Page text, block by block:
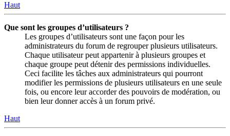
Haut
Que sont les groupes d’utilisateurs ?
Les groupes d’utilisateurs sont une façon pour les
administrateurs du forum de regrouper plusieurs utilisateurs.
Chaque utilisateur peut appartenir à plusieurs groupes et
chaque groupe peut détenir des permissions individuelles.
Ceci facilite les tâches aux administrateurs qui pourront
modifier les permissions de plusieurs utilisateurs en une seule
fois, ou encore leur accorder des pouvoirs de modération, ou
bien leur donner accès à un forum privé.
Haut